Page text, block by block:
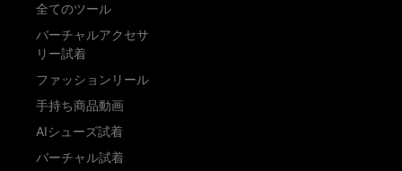
全てのツール
バーチャルアクセサ
リー試着
ファッションリール
手持ち商品動画
AIシューズ試着
バーチャル試着